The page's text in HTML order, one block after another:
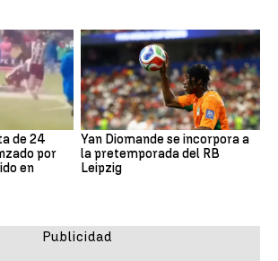
de 24
por
en
Yan Diomande se incorpora a
la pretemporada del RB
Leipzig